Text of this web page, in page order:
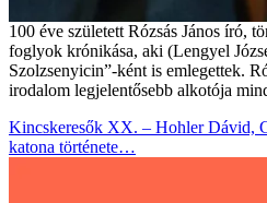
100 éve született Rózsás János író,
foglyok krónikása, aki (Lengyel
Szolzsenyicin”-ként is emlegettek.
irodalom legjelentősebb alkotója
Kincskeresők XX. – Hohler Dávid,
katona története…